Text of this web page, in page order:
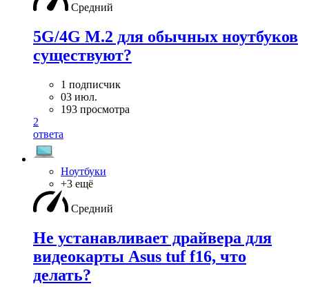
Средний
5G/4G M.2 для обычных ноутбуков
существуют?
1 подписчик
03 июл.
193 просмотра
2
ответа
Ноутбуки
+3 ещё
Средний
Не устанавливает драйвера для
видеокарты Asus tuf f16, что
делать?